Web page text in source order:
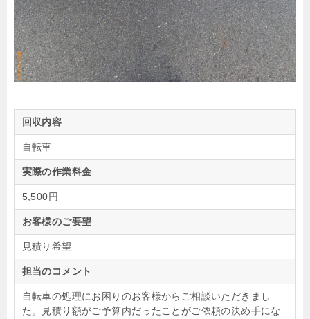
回収内容
自転車
実際の作業料金
5,500円
お客様のご要望
見積り希望
担当のコメント
自転車の処理にお困りのお客様からご相談いただきまし
た。見積り額がご予算内だったことがご依頼の決め手にな